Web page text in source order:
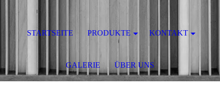
STARTSEITE PRODUKTE KONTAKT
GALERIE ÜBER UNS